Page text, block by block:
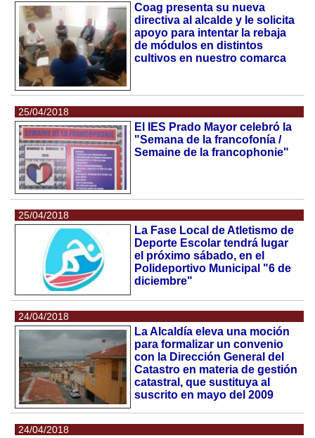
Coag presenta su nueva
directiva al alcalde y le solicita
apoyo para intentar la rebaja
de módulos en distintos
cultivos en nuestro comarca
25/04/2018
El IES Prado Mayor celebró la
"Semana de la francofonía /
Semaine de la francophonie"
25/04/2018
La Fase Local de Atletismo de
Deporte Escolar tendrá lugar
el próximo sábado, en el
Polideportivo Municipal "6 de
diciembre"
24/04/2018
La Alcaldía eleva una moción
para formalizar un convenio
con la Dirección General del
Catastro en materia de gestión
catastral, que sustituya al
suscrito en mayo del 2009
24/04/2018